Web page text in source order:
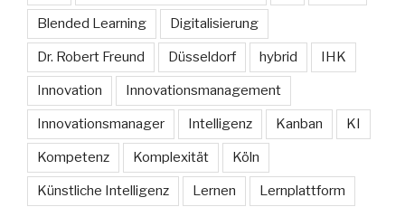
Blended Learning Digitalisierung
Dr. Robert Freund Düsseldorf hybrid IHK
Innovation Innovationsmanagement
Innovationsmanager Intelligenz Kanban KI
Kompetenz Komplexität Köln
Künstliche Intelligenz Lernen Lernplattform